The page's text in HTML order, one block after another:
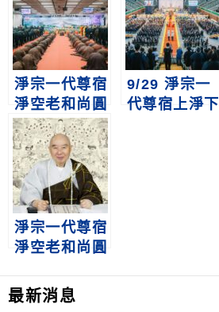
淨宗一代尊宿
淨空老和尚圓
寂荼毗大典
紀實報導
9/29 淨宗一
代尊宿上淨下
淨宗一代尊宿
淨空老和尚圓
讚頌大典
最新消息